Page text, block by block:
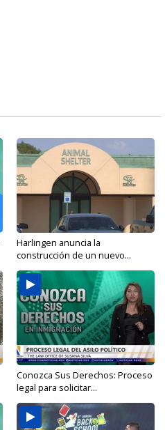
Harlingen anuncia la
construcción de un nuevo...
Conozca Sus Derechos: Proceso
legal para solicitar...